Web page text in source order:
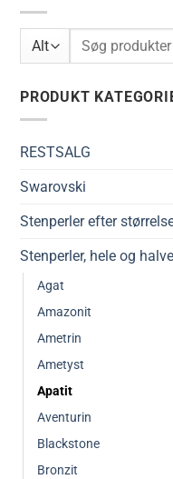
Søg
PRODUKT
RESTSALG
Swarovski
Stenperler efter
Stenperler, hele og
Agat
Amazonit
Ametrin
Ametyst
Apatit
Aventurin
Blackstone
Bronzit